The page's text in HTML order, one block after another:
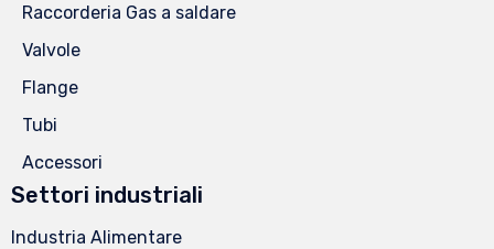
Raccorderia Gas a saldare
Valvole
Flange
Tubi
Accessori
Settori industriali
Industria Alimentare